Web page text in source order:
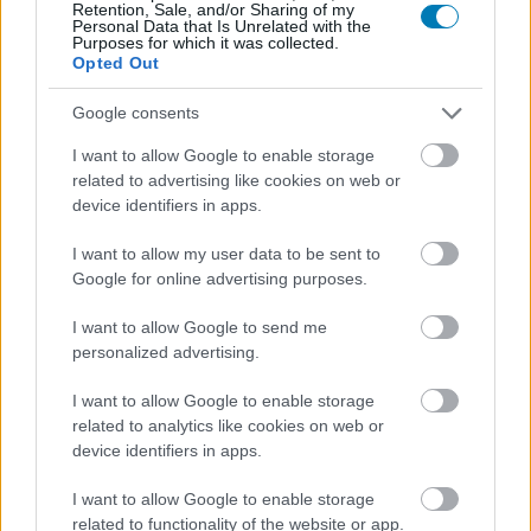
Retention, Sale, and/or Sharing of my
Personal Data that Is Unrelated with the
Purposes for which it was collected.
Opted Out
Google consents
I want to allow Google to enable storage
related to advertising like cookies on web or
device identifiers in apps.
I want to allow my user data to be sent to
Google for online advertising purposes.
I want to allow Google to send me
personalized advertising.
I want to allow Google to enable storage
related to analytics like cookies on web or
device identifiers in apps.
I want to allow Google to enable storage
related to functionality of the website or app.
Xbox-részlegének jövőjéről, és a jelek szerint a redmondi
vállalat olyan lépéseket is mérlegel, amelyek néhány éve
még elképzelhetetlennek tűntek volna.AThe Information
friss jelentéseszerint a cég vezetése azt vizsgálja, hogy
az Xbox önálló vállalatként vagy a Microsoft teljes
tulajdonában álló leányvállalatként működjön tovább a
jelenlegi szervezeti forma helyett. Egy ilyen lépés
megkönnyítené, amennyiben ilyen szándéka van az
anyavállalatnak.
Az értesülések nem sokkal azután érkeztek, hogy ismét
lehetőségéről, amely akárstúdióbezárásokat is magával
. Az elmúlt években a játéküzletág egyre nagyobb
nyomás alá került, miközben a Microsoft folyamatosan
kereste a fenntartható növekedés receptjét.